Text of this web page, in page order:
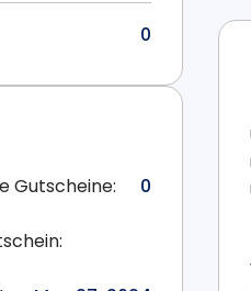
0
Gutscheine: 0